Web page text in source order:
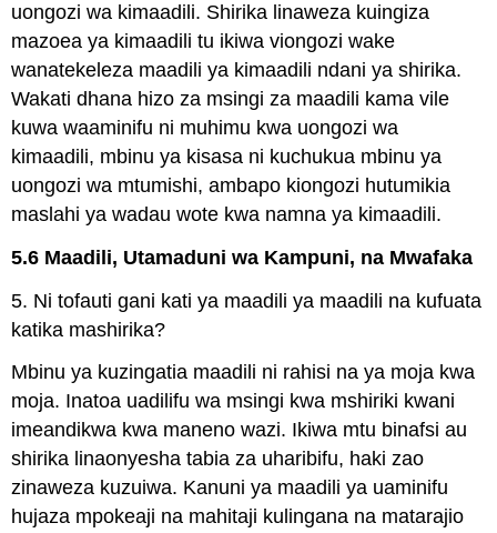
uongozi wa kimaadili. Shirika linaweza kuingiza
mazoea ya kimaadili tu ikiwa viongozi wake
wanatekeleza maadili ya kimaadili ndani ya shirika.
Wakati dhana hizo za msingi za maadili kama vile
kuwa waaminifu ni muhimu kwa uongozi wa
kimaadili, mbinu ya kisasa ni kuchukua mbinu ya
uongozi wa mtumishi, ambapo kiongozi hutumikia
maslahi ya wadau wote kwa namna ya kimaadili.
5.6 Maadili, Utamaduni wa Kampuni, na Mwafaka
5. Ni tofauti gani kati ya maadili ya maadili na kufuata
katika mashirika?
Mbinu ya kuzingatia maadili ni rahisi na ya moja kwa
moja. Inatoa uadilifu wa msingi kwa mshiriki kwani
imeandikwa kwa maneno wazi. Ikiwa mtu binafsi au
shirika linaonyesha tabia za uharibifu, haki zao
zinaweza kuzuiwa. Kanuni ya maadili ya uaminifu
hujaza mpokeaji na mahitaji kulingana na matarajio